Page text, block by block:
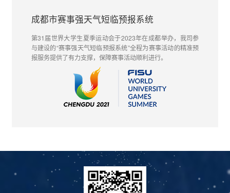
成都市赛事强天气短临预报系统
第31届世界大学生夏季运动会于2023年在成都举办，我司参
与建设的“赛事强天气短临预报系统”全程为赛事活动的精准预
报服务提供了有力支撑，保障赛事活动顺利进行。